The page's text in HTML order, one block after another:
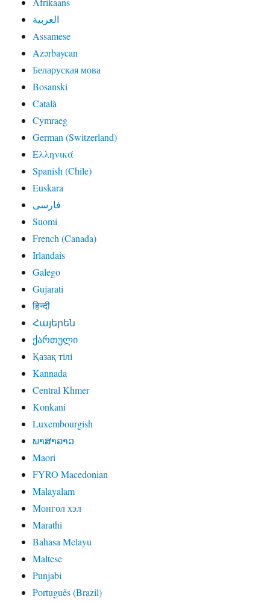
العربية
Assamese
Azərbaycan
Беларуская мова
Bosanski
Català
Cymraeg
German (Switzerland)
Ελληνικά
Spanish (Chile)
Euskara
فارسی
Suomi
French (Canada)
Irlandais
Galego
Gujarati
हिन्दी
Հայերեն
ქართული
Қазақ тілі
Kannada
Central Khmer
Konkani
Luxembourgish
ພາສາລາວ
Maori
FYRO Macedonian
Malayalam
Монгол хэл
Marathi
Bahasa Melayu
Maltese
Punjabi
Português (Brazil)